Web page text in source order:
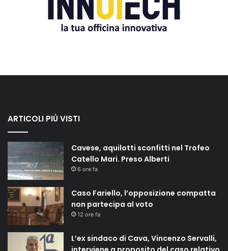
ARTICOLI PIÙ VISTI
Cavese, aquilotti sconfitti nel Trofeo
Catello Mari. Preso Alberti
6 ore fa
Caso Fariello, l’opposizione compatta
non partecipa al voto
12 ore fa
L’ex sindaco di Cava, Vincenzo Servalli,